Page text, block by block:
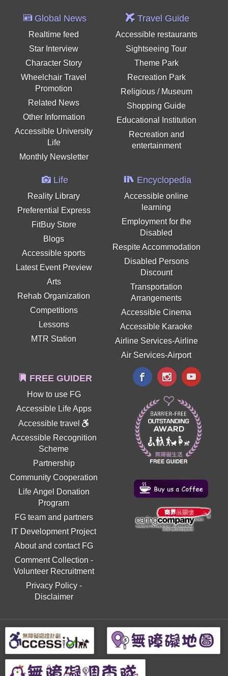
Global News
Realtime feed
Star Interview
Character Story
Wheelchair Travel
Promotion
Related News
Other Information
Accessible University
Life
Monthly Newsletter
Travel Guide
Accessible restaurants
Sightseeing Tour
Theme Park
Recreation Park
Religious / Museum
Shopping Guide
Educational Institution
Recreation and
entertainment
Life
Reality Library
Preferential Express
FitBuy Store
Blogs
Accessible sports
Latest Event Preview
Arts
Rehab Organization
Competitions
Lessons
MTR Station
Encyclopedia
Accessible online
learning
Employment for the
Disabled
Respite Accommodation
Disabled Persons
Discount
Transportation
Arrangements
Accessible Cinema
Accessible Karaoke
Airline Services-Airline
Air Services-Airport
FREE GUIDER
How to use FG
Accessible Life Apps
Accessible travel
Accessible Recognition
Scheme
Partnership
Community Cooperation
Life Angel Donation
Program
FG team and partners
IT Development Project
About and contact FG
Comment Collection -
Volunteer Recruitment
Privacy Policy-
Disclaimer